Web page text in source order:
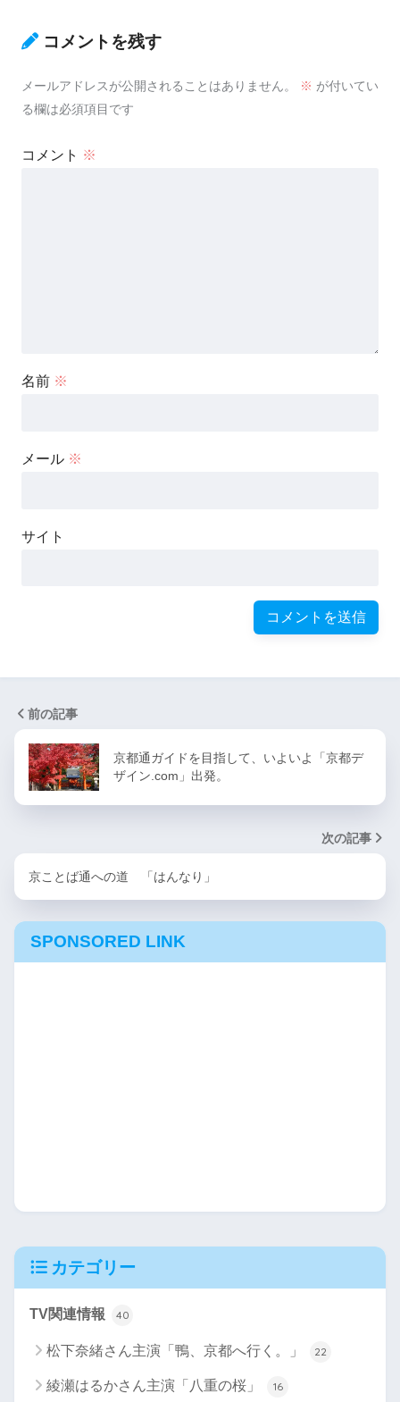
コメントを残す
メールアドレスが公開されることはありません。 ※ が付いてい
る欄は必須項目です
コメント ※
名前 ※
メール ※
サイト
前の記事
京都通ガイドを目指して、いよいよ「京都デ
ザイン.com」出発。
次の記事
京ことば通への道 「はんなり」
SPONSORED LINK
カテゴリー
TV関連情報 40
松下奈緒さん主演「鴨、京都へ行く。」 22
綾瀬はるかさん主演「八重の桜」 16